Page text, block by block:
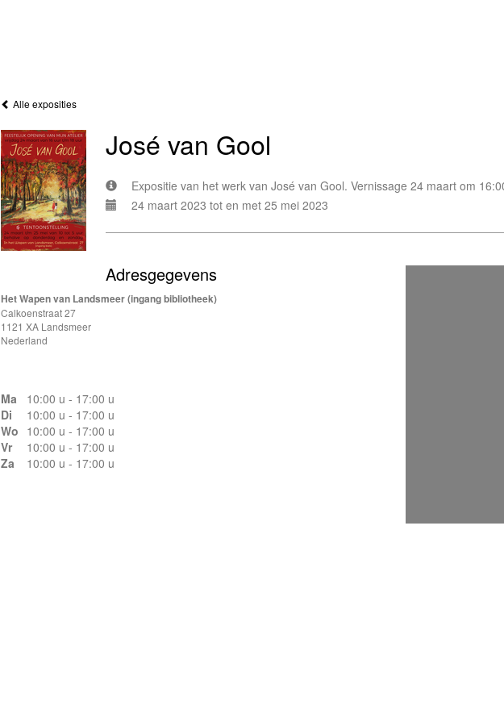
Alle exposities
José van Gool
Expositie van het werk van José van Gool. Vernissage 24 maart om
24 maart 2023 tot en met 25 mei 2023
Adresgegevens
Het Wapen van Landsmeer (ingang bibliotheek)
Calkoenstraat 27
1121 XA Landsmeer
Nederland
Ma
10:00 u - 17:00 u
Di
10:00 u - 17:00 u
Wo 10:00 u - 17:00 u
Vr
10:00 u - 17:00 u
Za
10:00 u - 17:00 u